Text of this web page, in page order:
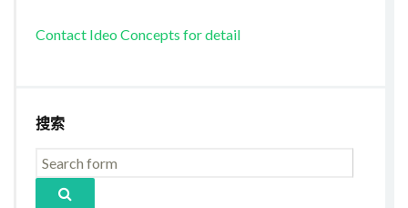
Contact Ideo Concepts for detail
搜索